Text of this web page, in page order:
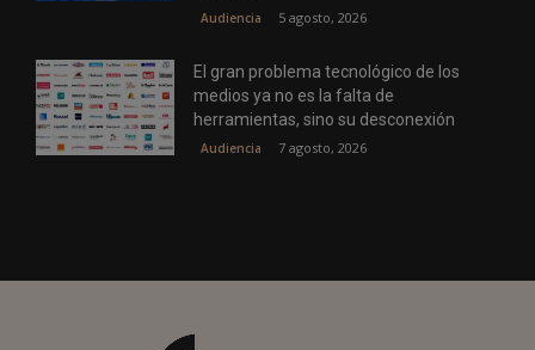
Audiencia 5 agosto, 2026
El gran problema tecnológico de los
medios ya no es la falta de
herramientas, sino su desconexión
Audiencia 7 agosto, 2026